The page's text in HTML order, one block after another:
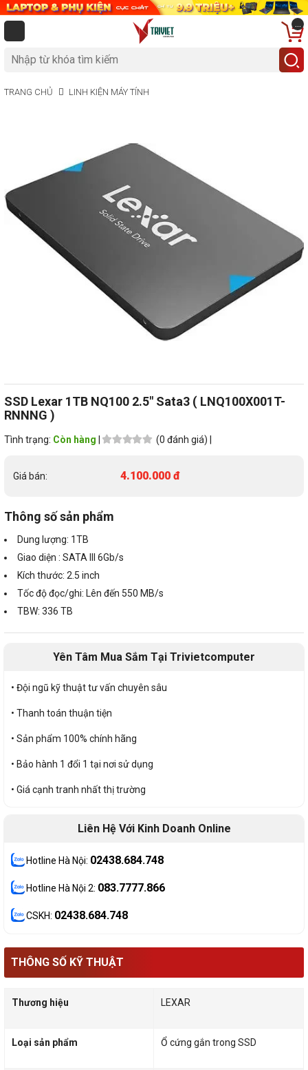
...
TRANG CHỦ LINH KIỆN MÁY TÍNH
SSD Lexar 1TB NQ100 2.5" Sata3 ( LNQ100X001T-
RNNNG )
Tình trạng: Còn hàng (0 đánh giá) |
Giá bán: 4.100.000 đ
Thông số sản phẩm
Dung lượng: 1TB
Giao diện : SATA III 6Gb/s
Kích thước: 2.5 inch
Tốc độ đọc/ghi: Lên đến 550 MB/s
TBW: 336 TB
Yên Tâm Mua Sắm Tại Trivietcomputer
• Đội ngũ kỹ thuật tư vấn chuyên sâu
• Thanh toán thuận tiện
• Sản phẩm 100% chính hãng
• Bảo hành 1 đổi 1 tại nơi sử dụng
• Giá cạnh tranh nhất thị trường
Liên Hệ Với Kinh Doanh Online
Hotline Hà Nội: 02438.684.748
Hotline Hà Nội 2: 083.7777.866
CSKH: 02438.684.748
THÔNG SỐ KỸ THUẬT
Thương hiệu LEXAR
Loại sản phẩm Ổ cứng gắn trong SSD